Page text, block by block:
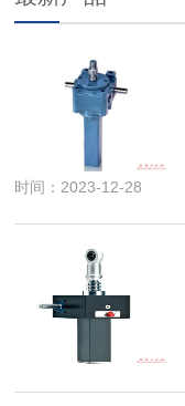
时间：2023-12-28